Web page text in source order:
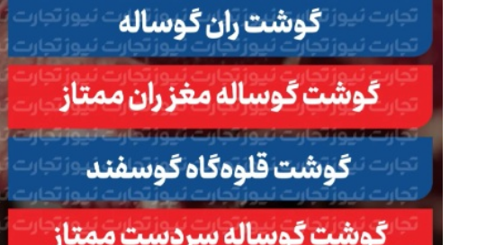
ببینید| روایت رئیس جمهور از لحظه حمله به بیت
رهبری